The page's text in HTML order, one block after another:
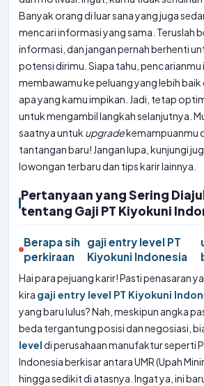
Banyak orang di luar sana yang juga
mencari informasi yang sama. Teruslah
informasi, dan jangan pernah berhenti
potensi dirimu. Siapa tahu, pencarianmu
membawamu ke peluang yang lebih baik
apa yang kamu impikan. Jadi, tetap
untuk mengambil langkah selanjutnya.
saatnya untuk upgradekemampuanmu
tantangan baru! Jangan lupa, kunjungi
lowongan terbaru dan tips karir lainnya.
Pertanyaan yang Sering
tentang Gaji PT Kiyokuni
Berapa sih
perkiraan
gaji entry level PT
Kiyokuni Indonesia
Hai para pejuang karir! Pasti penasaran
kira gaji entry level PT Kiyokuni
yang baru lulus? Nah, meskipun angka
beda tergantung posisi dan negosiasi,
leveldi perusahaan manufaktur seperti
Indonesia berkisar antara UMR (Upah
hingga sedikit di atasnya. Ingat ya, ini